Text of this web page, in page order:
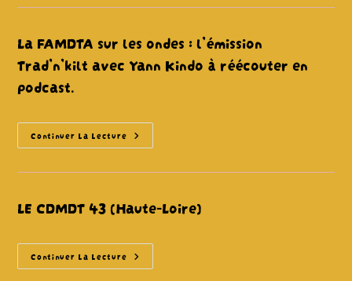
La FAMDTA sur les ondes : l’émission
Trad’n’kilt avec Yann Kindo à réécouter en
podcast.
Continuer La Lecture La
FAMDTA
Les
L’émission
Trad’n’kilt
Kindo
À
Réécouter
LE CDMDT 43 (Haute-Loire)
Continuer La Lecture LE
CDMDT